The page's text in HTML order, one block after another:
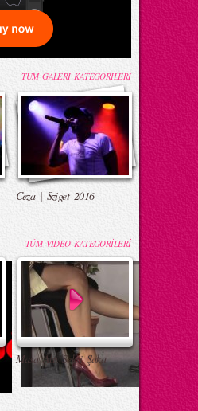
TÜM GALERİ KATEGORİLERİ
Ceza | Sziget 2016
TÜM VIDEO KATEGORİLERİ
Masa Altı Seksi Şaka